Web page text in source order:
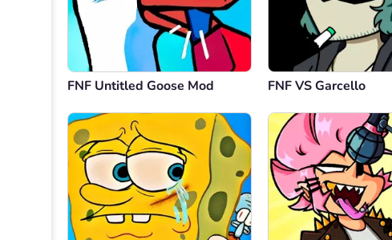
FNF Untitled Goose Mod FNF VS Garcello